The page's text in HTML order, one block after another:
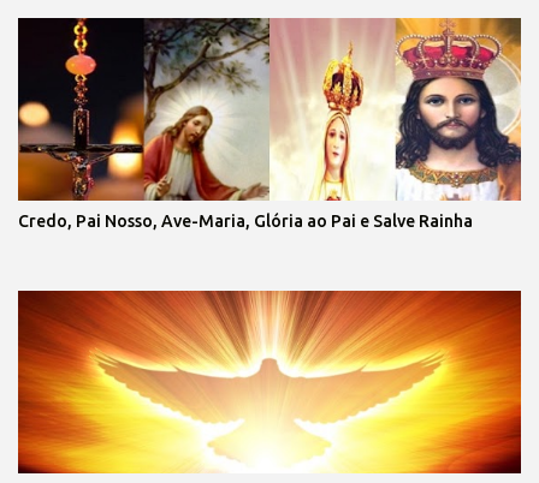
Credo, Pai Nosso, Ave-Maria, Glória ao Pai e Salve Rainha